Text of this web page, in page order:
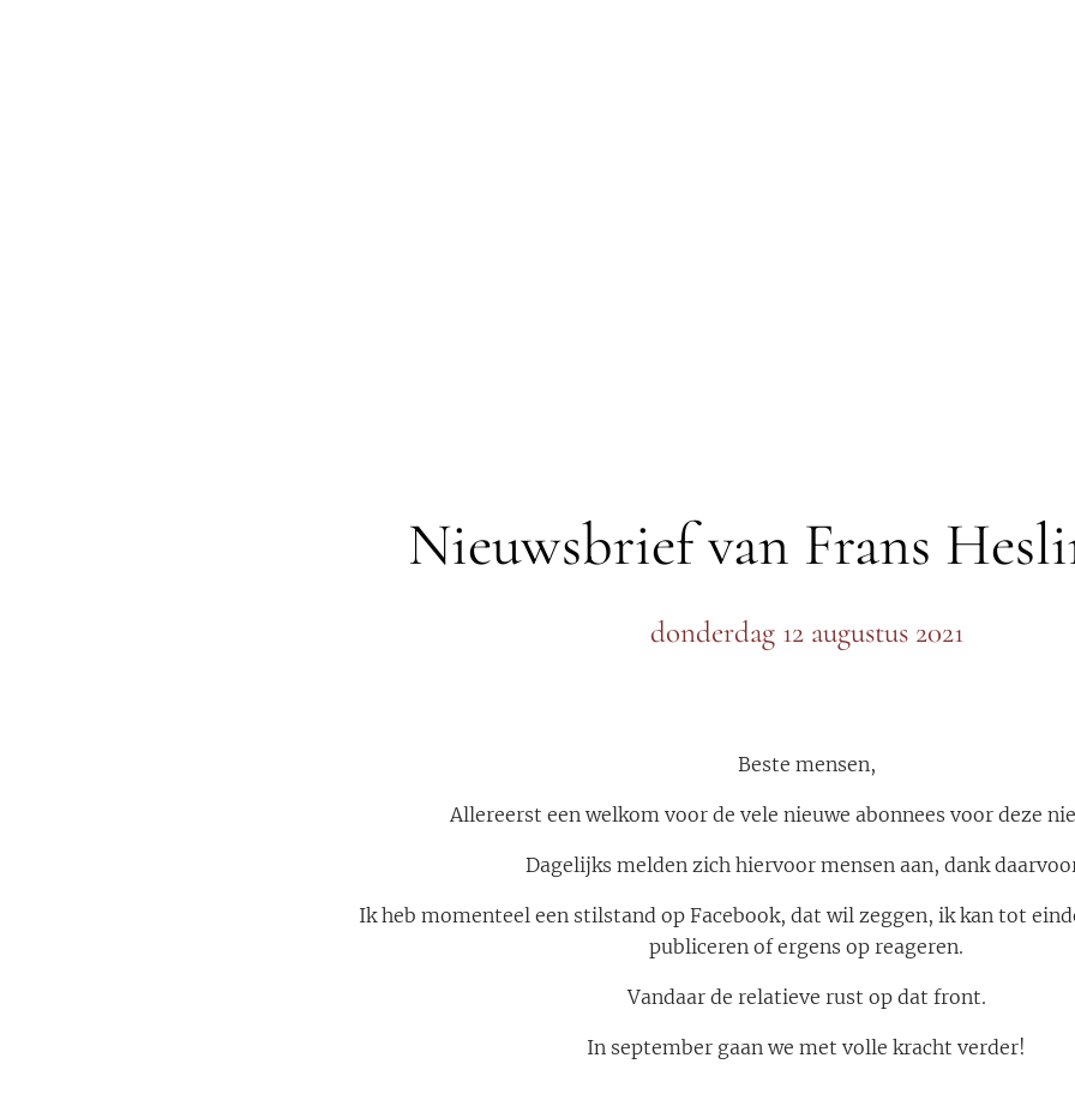
Nieuwsbrief van Frans
donderdag 12 augustus 2021
Beste mensen,
Allereerst een welkom voor de vele nieuwe abonnees voor deze
Dagelijks melden zich hiervoor mensen aan, dank
Ik heb momenteel een stilstand op Facebook, dat wil zeggen, ik kan tot
publiceren of ergens op reageren.
Vandaar de relatieve rust op dat front.
In september gaan we met volle kracht verder!